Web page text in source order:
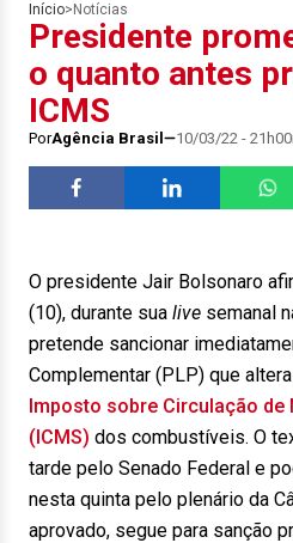
Início> Notícias
Presidente
o quanto antes
ICMS
PorAgência Brasil 10/03/22 -
O presidente Jair Bolsonaro
(10), durante sua live semanal
pretende sancionar
Complementar (PLP) que
Imposto sobre Circulação
(ICMS) dos combustíveis. O
tarde pelo Senado Federal e
nesta quinta pelo plenário da
aprovado, segue para sanção